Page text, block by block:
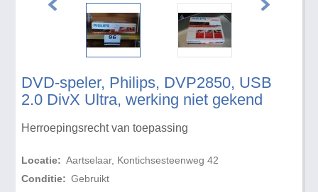
DVD-speler, Philips, DVP2850, USB
2.0 DivX Ultra, werking niet gekend
Herroepingsrecht van toepassing
Locatie: Aartselaar, Kontichsesteenweg 42
Conditie: Gebruikt